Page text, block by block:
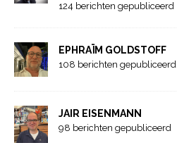
124 berichten gepubliceerd
EPHRAÏM GOLDSTOFF
108 berichten gepubliceerd
JAIR EISENMANN
98 berichten gepubliceerd